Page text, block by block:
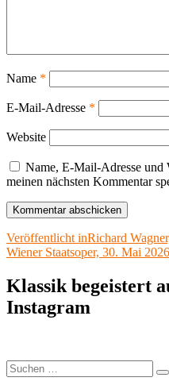
Name *
E-Mail-Adresse *
Website
Name, E-Mail-Adresse und
meinen nächsten Kommentar
Beitragsnavigation
Veröffentlicht inRichard
Wiener Staatsoper, 30. Mai 2026
Klassik begeistert
Instagram
Suchen
nach: